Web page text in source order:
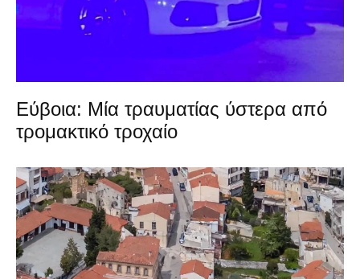
Εύβοια: Μία τραυματίας ύστερα από
τρομακτικό τροχαίο